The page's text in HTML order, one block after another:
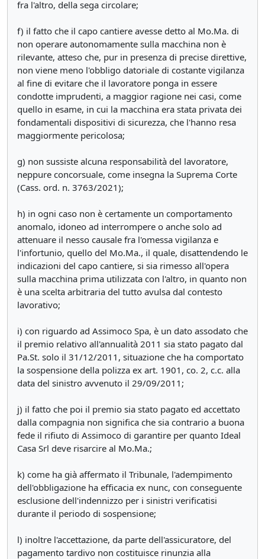
fra l'altro, della sega circolare;
f) il fatto che il capo cantiere avesse detto al Mo.Ma. di
non operare autonomamente sulla macchina non è
rilevante, atteso che, pur in presenza di precise direttive,
non viene meno l'obbligo datoriale di costante vigilanza
al fine di evitare che il lavoratore ponga in essere
condotte imprudenti, a maggior ragione nei casi, come
quello in esame, in cui la macchina era stata privata dei
fondamentali dispositivi di sicurezza, che l'hanno resa
maggiormente pericolosa;
g) non sussiste alcuna responsabilità del lavoratore,
neppure concorsuale, come insegna la Suprema Corte
(Cass. ord. n. 3763/2021);
h) in ogni caso non è certamente un comportamento
anomalo, idoneo ad interrompere o anche solo ad
attenuare il nesso causale fra l'omessa vigilanza e
l'infortunio, quello del Mo.Ma., il quale, disattendendo le
indicazioni del capo cantiere, si sia rimesso all'opera
sulla macchina prima utilizzata con l'altro, in quanto non
è una scelta arbitraria del tutto avulsa dal contesto
lavorativo;
i) con riguardo ad Assimoco Spa, è un dato assodato che
il premio relativo all'annualità 2011 sia stato pagato dal
Pa.St. solo il 31/12/2011, situazione che ha comportato
la sospensione della polizza ex art. 1901, co. 2, c.c. alla
data del sinistro avvenuto il 29/09/2011;
j) il fatto che poi il premio sia stato pagato ed accettato
dalla compagnia non significa che sia contrario a buona
fede il rifiuto di Assimoco di garantire per quanto Ideal
Casa Srl deve risarcire al Mo.Ma.;
k) come ha già affermato il Tribunale, l'adempimento
dell'obbligazione ha efficacia ex nunc, con conseguente
esclusione dell'indennizzo per i sinistri verificatisi
durante il periodo di sospensione;
l) inoltre l'accettazione, da parte dell'assicuratore, del
pagamento tardivo non costituisce rinunzia alla